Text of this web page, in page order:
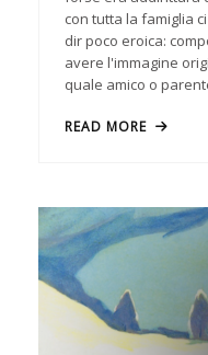
con tutta la famiglia
dir poco eroica:
avere l'immagine
quale amico o
READ MORE